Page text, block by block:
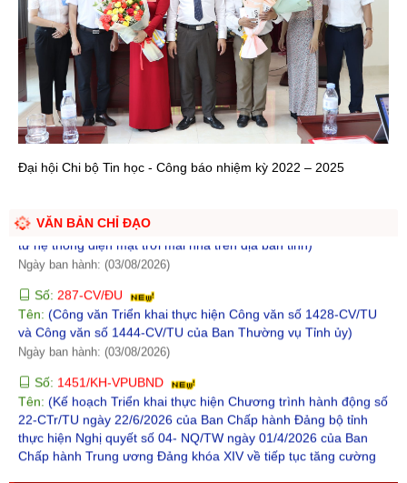
Đại hội Chi bộ Tin học - Công báo nhiệm kỳ 2022 – 2025
VĂN BẢN CHỈ ĐẠO
Số:
1489/VPUBND-HCQT
Tên:
(Công văn V/v triển khai thực hiện Nghị định số
300/2026/NĐ-CP ngày 29/7/2026 của Chính phủ)
Ngày ban hành: (05/08/2026)
Số:1459/VPUBND-HCQT
Ngày ban hành: (03/08/2026)
Số:287-CV/ĐU
và Công văn số 1444-CV/TU của Ban Thường vụ Tỉnh ủy)
Ngày ban hành: (03/08/2026)
Số:1451/KH-VPUBND
22-CTr/TU ngày 22/6/2026 của Ban Chấp hành Đảng bộ tỉnh
thực hiện Nghị quyết số 04- NQ/TW ngày 01/4/2026 của Ban
Chấp hành Trung ương Đảng khóa XIV về tiếp tục tăng cường
sự lãnh đạo của Đảng đối với công tác phòng, chống tham
nhũng, lãng phí, tiêu cực trong giai đoạn mới)